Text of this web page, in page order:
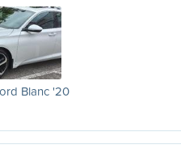
Blanc '20